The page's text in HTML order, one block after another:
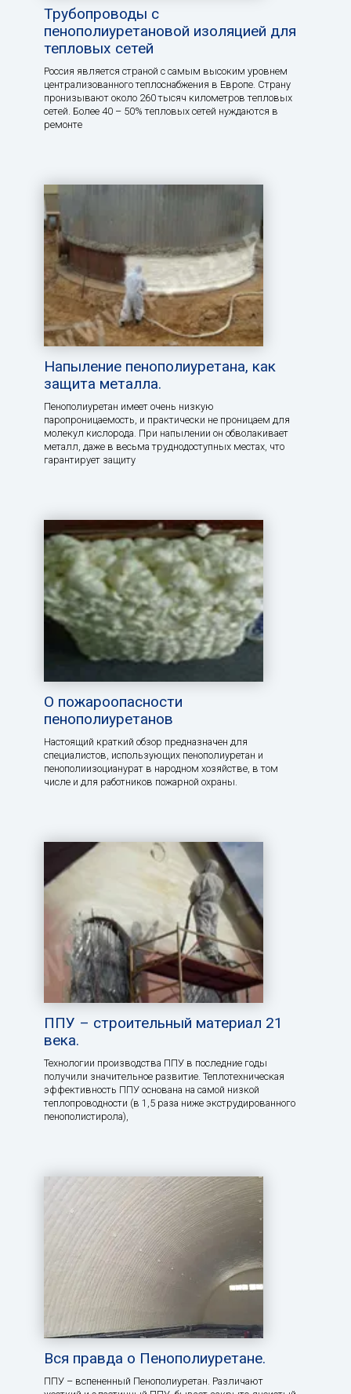
Трубопроводы с
пенополиуретановой изоляцией для
тепловых сетей
Россия является страной с самым высоким уровнем
централизованного теплоснабжения в Европе. Страну
пронизывают около 260 тысяч километров тепловых
сетей. Более 40 – 50% тепловых сетей нуждаются в
ремонте
Напыление пенополиуретана, как
защита металла.
Пенополиуретан имеет очень низкую
паропроницаемость, и практически не проницаем для
молекул кислорода. При напылении он обволакивает
металл, даже в весьма труднодоступных местах, что
гарантирует защиту
О пожароопасности
пенополиуретанов
Настоящий краткий обзор предназначен для
специалистов, использующих пенополиуретан и
пенополиизоцианурат в народном хозяйстве, в том
числе и для работников пожарной охраны.
ППУ – строительный материал 21
века.
Технологии производства ППУ в последние годы
получили значительное развитие. Теплотехническая
эффективность ППУ основана на самой низкой
теплопроводности (в 1,5 раза ниже экструдированного
пенополистирола),
Вся правда о Пенополиуретане.
ППУ – вспененный Пенополиуретан. Различают